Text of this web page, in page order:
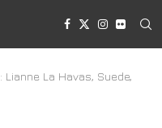
Lianne La Havas, Suede,